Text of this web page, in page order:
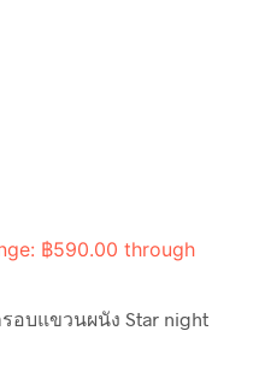
฿590.00 through
อบแขวนผนัง Star night